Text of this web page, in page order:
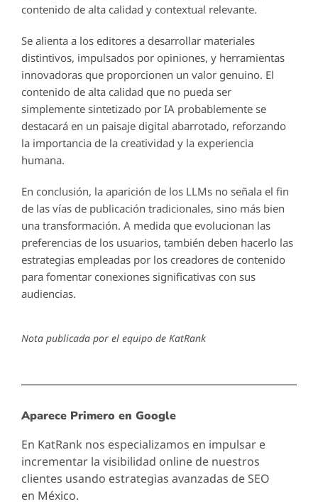
contenido de alta calidad y contextual relevante.
Se alienta a los editores a desarrollar materiales
distintivos, impulsados por opiniones, y herramientas
innovadoras que proporcionen un valor genuino. El
contenido de alta calidad que no pueda ser
simplemente sintetizado por IA probablemente se
destacará en un paisaje digital abarrotado, reforzando
la importancia de la creatividad y la experiencia
humana.
En conclusión, la aparición de los LLMs no señala el fin
de las vías de publicación tradicionales, sino más bien
una transformación. A medida que evolucionan las
preferencias de los usuarios, también deben hacerlo las
estrategias empleadas por los creadores de contenido
para fomentar conexiones significativas con sus
audiencias.
Nota publicada por el equipo de KatRank
Aparece Primero en Google
En KatRank nos especializamos en impulsar e
incrementar la visibilidad online de nuestros
clientes usando estrategias avanzadas de SEO
en México.